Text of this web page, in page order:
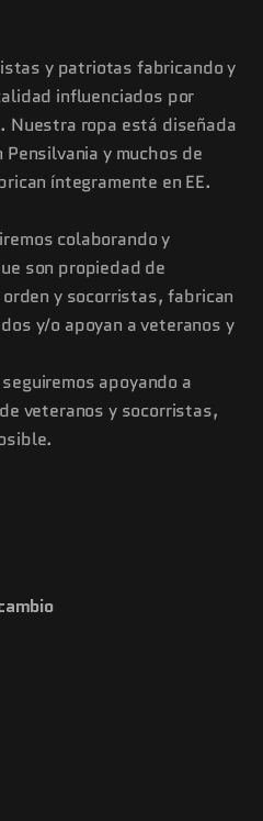
y patriotas fabricando y
influenciados por
Nuestra ropa está diseñada
y muchos de
íntegramente en EE.
colaborando y
son propiedad de
y socorristas, fabrican
y/o apoyan a veteranos y
apoyando a
veteranos y socorristas,